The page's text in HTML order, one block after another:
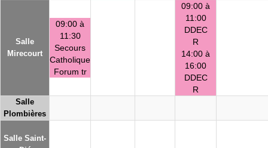
Salle
Mirecourt
09:00 à
11:30
Secours
Catholique
Forum tr
09:00 à
11:00
DDEC
R
14:00 à
16:00
DDEC
R
Salle
Plombières
Salle Saint-